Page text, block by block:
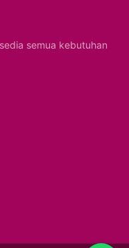
semua kebutuhan